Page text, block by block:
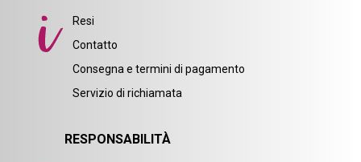
Resi
Contatto
Consegna e termini di pagamento
Servizio di richiamata
RESPONSABILITÀ